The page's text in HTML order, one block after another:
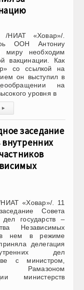
НИАТ «Ховар»/.
ООН Антониу
миру необходим
вакцинации. Как
со ссылкой на
он выступил в
на
уровня в
▸
заседание
«Ховар»/. 11
Совета
дел государств –
Независимых
в нем в режиме
делегация
дел
с министром,
Рамазоном
министерств